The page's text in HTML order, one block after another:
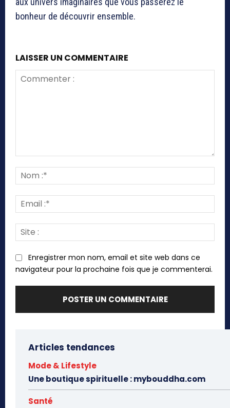
bonheur de découvrir ensemble.
LAISSER UN COMMENTAIRE
:*
:*
:
Enregistrer mon nom, email et site web dans ce
navigateur pour la prochaine fois que je commenterai.
Articles tendances
Mode & Lifestyle
Une boutique spirituelle : mybouddha.com
Santé